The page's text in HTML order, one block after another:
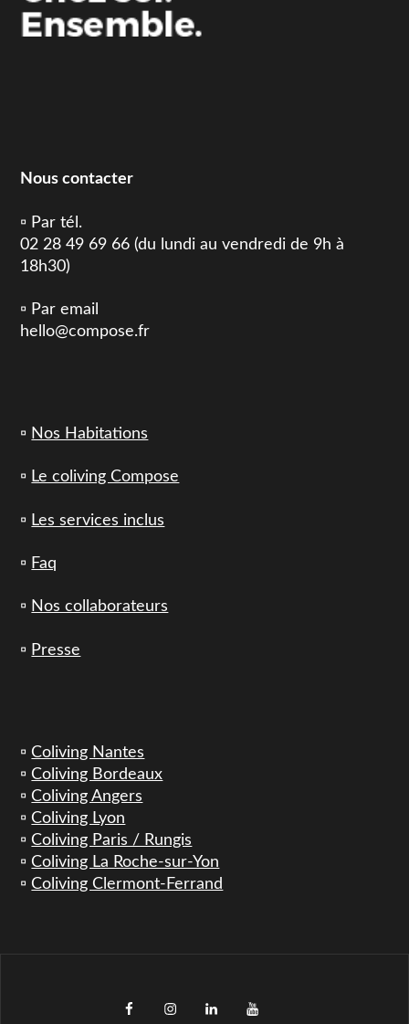
Nous contacter
▫️ Par tél.
02 28 49 69 66 (du lundi au vendredi de 9h à
18h30)
▫️ Par email
hello@compose.fr
▫️ Nos Habitations
▫️ Le coliving Compose
▫️ Les services inclus
▫️ Faq
▫️ Nos collaborateurs
▫️ Presse
▫️Coliving Nantes
▫️Coliving Bordeaux
▫️Coliving Angers
▫️Coliving Lyon
▫️Coliving Paris / Rungis
▫️Coliving La Roche-sur-Yon
▫️Coliving Clermont-Ferrand
facebookinstagramLinkedInYouTube